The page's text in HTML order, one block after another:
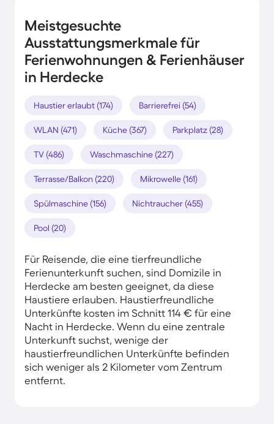
Meistgesuchte
Ausstattungsmerkmale für
Ferienwohnungen & Ferienhäuser
in Herdecke
Haustier erlaubt (174) Barrierefrei (54)
WLAN (471) Küche (367) Parkplatz (28)
TV (486) Waschmaschine (227)
Terrasse/Balkon (220) Mikrowelle (161)
Spülmaschine (156) Nichtraucher (455)
Pool (20)
Für Reisende, die eine tierfreundliche
Ferienunterkunft suchen, sind Domizile in
Herdecke am besten geeignet, da diese
Haustiere erlauben. Haustierfreundliche
Unterkünfte kosten im Schnitt 114 € für eine
Nacht in Herdecke. Wenn du eine zentrale
Unterkunft suchst, wenige der
haustierfreundlichen Unterkünfte befinden
sich weniger als 2 Kilometer vom Zentrum
entfernt.